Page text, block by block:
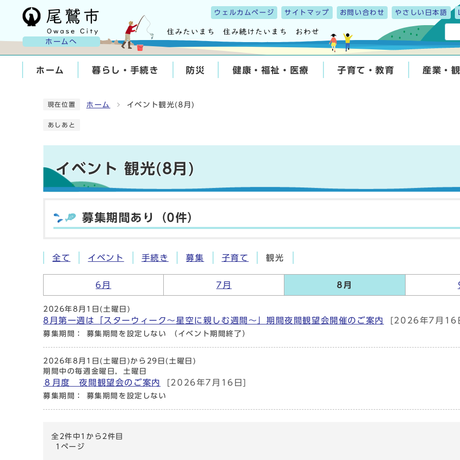
ホームへ
ウェルカムページ サイトマップ お問い合わせ やさしい日本語
ホーム 暮らし・手続き 防災 健康・福祉・医療 子育て・教育 産業・
現在位置 ホーム イベント観光(8月)
あしあと
イベント 観光(8月)
募集期間あり（0件）
全て イベント 手続き 募集 子育て 観光
6月 7月 8月
2026年8月1日(土曜日)
8月第一週は「スターウィーク～星空に親しむ週間～」期間夜間観望会開催のご案内 [2026年7月16
募集期間： 募集期間を設定しない （イベント期間終了）
2026年8月1日(土曜日)から29日(土曜日)
期間中の毎週金曜日，土曜日
８月度 夜間観望会のご案内 [2026年7月16日]
募集期間： 募集期間を設定しない
全2件中1から2件目
1ページ